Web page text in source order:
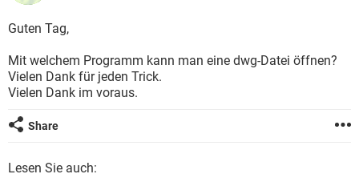
FACEBOOK
WHATSAPP
ANDROID
WINDOWS 10
WHATSAPP TIKTOK
FACEBOOK
SPIELE
WINDOWS 10
FACEBOOK
Guten Tag,
Mit welchem Programm kann man eine dwg-Datei öffnen?
Vielen Dank für jeden Trick.
Vielen Dank im voraus.
Share
Lesen Sie auch: